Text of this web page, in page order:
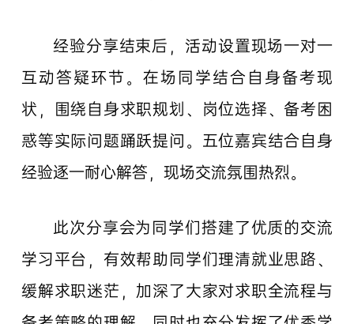
经验分享结束后，活动设置现场一对一
互动答疑环节。在场同学结合自身备考现
状，围绕自身求职规划、岗位选择、备考困
惑等实际问题踊跃提问。五位嘉宾结合自身
经验逐一耐心解答，现场交流氛围热烈。
此次分享会为同学们搭建了优质的交流
学习平台，有效帮助同学们理清就业思路、
缓解求职迷茫，加深了大家对求职全流程与